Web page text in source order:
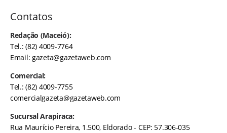
Contatos
Redação (Maceió):
Tel.: (82) 4009-7764
Email:gazeta@gazetaweb.com
Comercial:
Tel.: (82) 4009-7755
comercialgazeta@gazetaweb.com
Sucursal Arapiraca:
Rua Maurício Pereira, 1.500, Eldorado - CEP: 57.306-035